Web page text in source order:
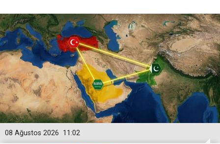
11:02
08 Ağustos 2026